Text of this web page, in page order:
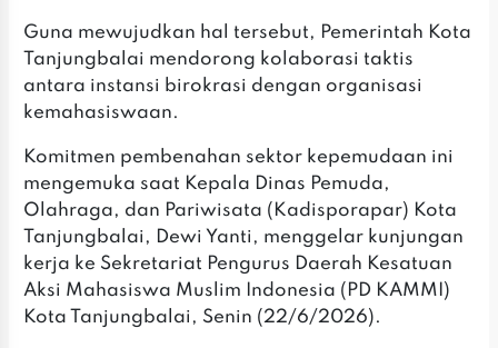
Guna mewujudkan hal tersebut, Pemerintah Kota
Tanjungbalai mendorong kolaborasi taktis
antara instansi birokrasi dengan organisasi
kemahasiswaan.
Komitmen pembenahan sektor kepemudaan ini
mengemuka saat Kepala Dinas Pemuda,
Olahraga, dan Pariwisata (Kadisporapar) Kota
Tanjungbalai, Dewi Yanti, menggelar kunjungan
kerja ke Sekretariat Pengurus Daerah Kesatuan
Aksi Mahasiswa Muslim Indonesia (PD KAMMI)
Kota Tanjungbalai, Senin (22/6/2026).